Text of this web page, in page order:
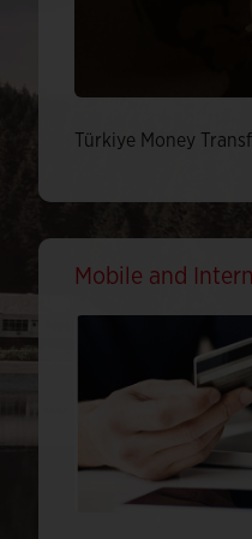
Türkiye Money
Mobile and